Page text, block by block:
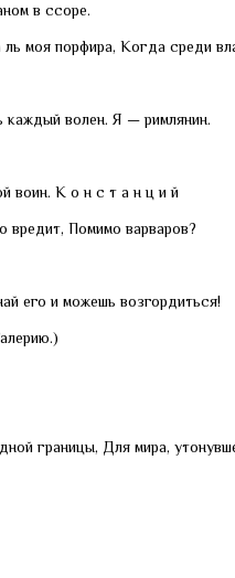
в ссоре.
ль моя порфира, Когда среди
каждый волен. Я — римлянин.
воин. К о н с т а н ц и й
вредит, Помимо варваров?
его и можешь возгордиться!
границы, Для мира,